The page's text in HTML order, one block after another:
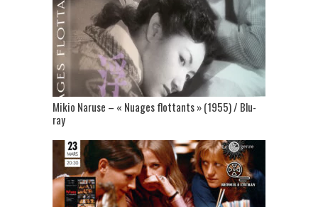
Mikio Naruse – « Nuages flottants » (1955) / Blu-
ray